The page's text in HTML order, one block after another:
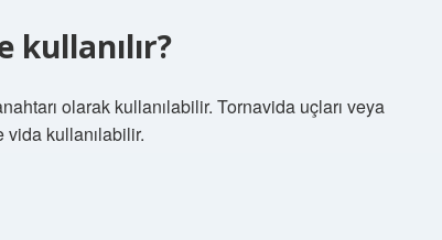
olarak kullanılabilir. Tornavida uçları veya
kullanılabilir.